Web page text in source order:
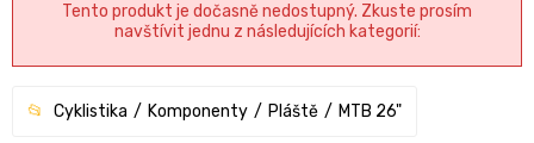
Tento produkt je dočasně nedostupný. Zkuste prosím
navštívit jednu z následujících kategorií:
Cyklistika Komponenty Pláště MTB 26"